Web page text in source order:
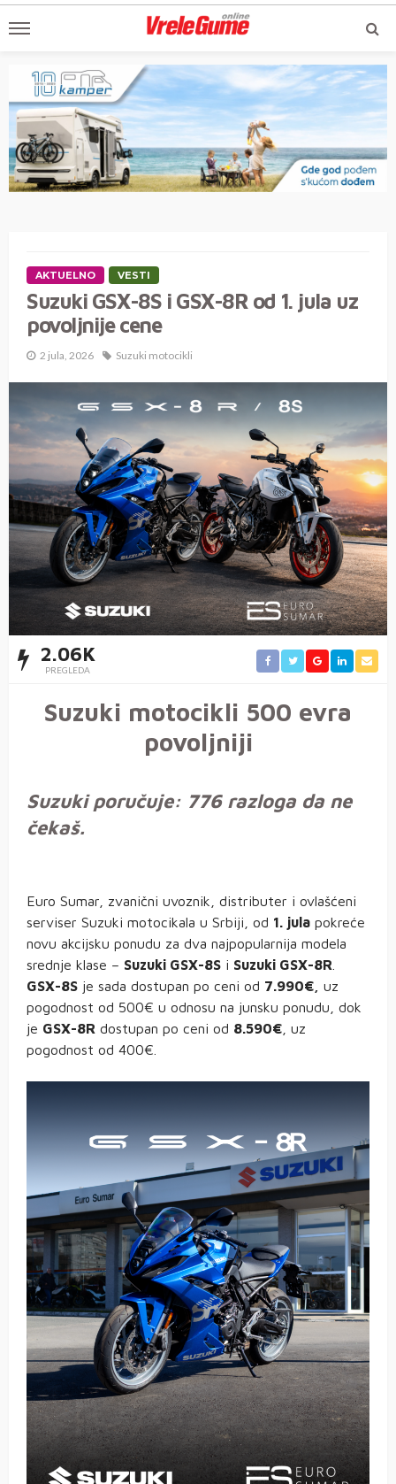
AKTUELNO VESTI
Suzuki GSX-8S i GSX-8R od 1. jula uz
povoljnije cene
2 jula, 2026 Suzuki motocikli
2.06K
PREGLEDA
Suzuki motocikli 500 evra
povoljniji
Suzuki poručuje: 776 razloga da ne
čekaš.
Euro Sumar, zvanični uvoznik, distributer i ovlašćeni
serviser Suzuki motocikala u Srbiji, od 1. jula pokreće
novu akcijsku ponudu za dva najpopularnija modela
srednje klase – Suzuki GSX-8S i Suzuki GSX-8R
GSX-8S je sada dostupan po ceni od 7.990€,
uz
pogodnost od 500€ u odnosu na junsku ponudu, dok
je GSX-8R dostupan po ceni od 8.590€ , uz
pogodnost od 400€.